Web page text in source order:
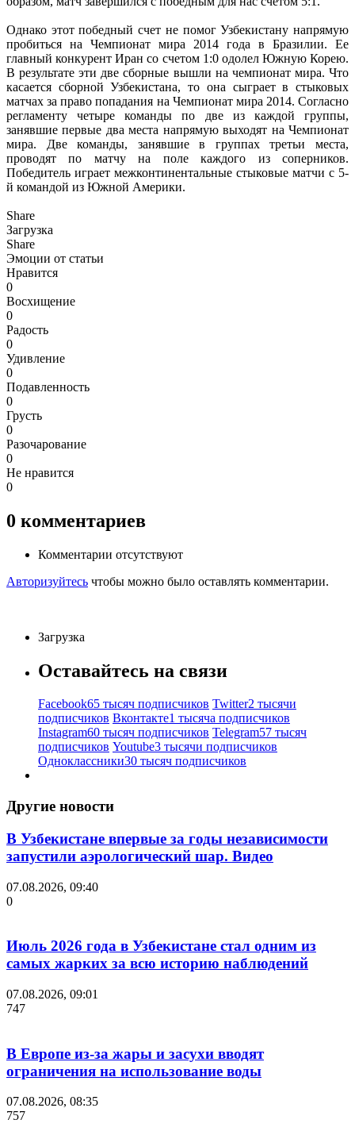
Однако этот победный счет не помог Узбекистану напрямую
пробиться на Чемпионат мира 2014 года в Бразилии. Ее
главный конкурент Иран со счетом 1:0 одолел Южную Корею.
В результате эти две сборные вышли на чемпионат мира. Что
касается сборной Узбекистана, то она сыграет в стыковых
матчах за право попадания на Чемпионат мира 2014. Согласно
регламенту четыре команды по две из каждой группы,
занявшие первые два места напрямую выходят на Чемпионат
мира. Две команды, занявшие в группах третьи места,
проводят по матчу на поле каждого из соперников.
Победитель играет межконтинентальные стыковые матчи с 5-
й командой из Южной Америки.
Share
Загрузка
Share
Эмоции от статьи
Нравится
0
Восхищение
0
Радость
0
Удивление
0
Подавленность
0
Грусть
0
Разочарование
0
Не нравится
0
0 комментариев
Комментарии отсутствуют
Авторизуйтесь чтобы можно было оставлять комментарии.
Загрузка
Оставайтесь на связи
Facebook65 тысяч подписчиков Twitter2 тысячи
подписчиков Вконтакте1 тысяча подписчиков
Instagram60 тысяч подписчиков Telegram57 тысяч
подписчиков Youtube3 тысячи подписчиков
Одноклассники30 тысяч подписчиков
Другие новости
В Узбекистане впервые за годы независимости
запустили аэрологический шар. Видео
07.08.2026, 09:40
0
Июль 2026 года в Узбекистане стал одним из
самых жарких за всю историю наблюдений
07.08.2026, 09:01
747
В Европе из-за жары и засухи вводят
ограничения на использование воды
07.08.2026, 08:35
757